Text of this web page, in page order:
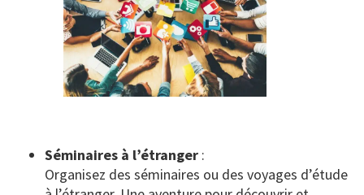
Séminaires à l’étranger :
Organisez des séminaires ou des voyages d’étude